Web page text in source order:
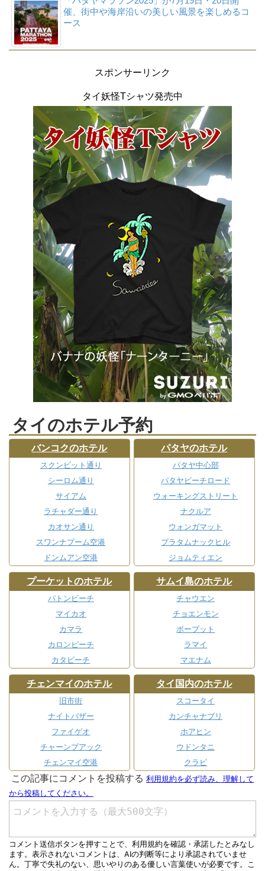
催、街中や海岸沿いの美しい風景を楽しめるコ
ース
スポンサーリンク
タイ妖怪Tシャツ発売中
タイのホテル予約
バンコクのホテル
スクンビット通り
シーロム通り
サイアム
ラチャダー通り
カオサン通り
スワンナプーム空港
ドンムアン空港
パタヤのホテル
パタヤ中心部
パタヤビーチロード
ウォーキングストリート
ナクルア
ウォンガマット
プラタムナックヒル
ジョムティエン
プーケットのホテル
パトンビーチ
マイカオ
カマラ
カロンビーチ
カタビーチ
サムイ島のホテル
チャウエン
チョエンモン
ボープット
ラマイ
マエナム
チェンマイのホテル
旧市街
ナイトバザー
ファイゲオ
チャーンプアック
チェンマイ空港
タイ国内のホテル
スコータイ
カンチャナブリ
ホアヒン
ウドンタニ
クラビ